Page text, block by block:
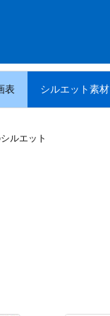
表 シルエット素材
ルエット